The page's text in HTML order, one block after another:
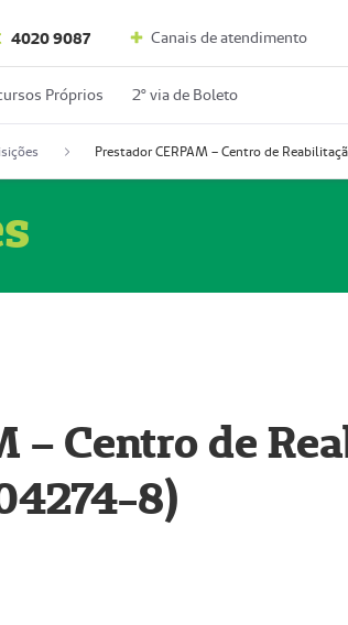
4020 9087 Canais de atendimento
Próprios 2º via de Boleto
– Centro de
8)